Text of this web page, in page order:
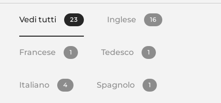
Vedi tutti 23 Inglese 16
Francese 1 Tedesco 1
Italiano 4 Spagnolo 1